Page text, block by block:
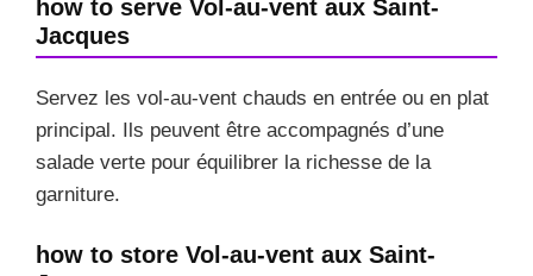
how to serve Vol-au-vent aux Saint-
Jacques
Servez les vol-au-vent chauds en entrée ou en plat
principal. Ils peuvent être accompagnés d’une
salade verte pour équilibrer la richesse de la
garniture.
how to store Vol-au-vent aux Saint-